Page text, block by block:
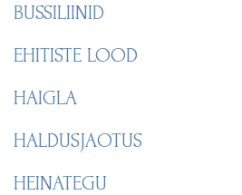
BUSSILIINID
EHITISTE LOOD
HAIGLA
HALDUSJAOTUS
HEINATEGU